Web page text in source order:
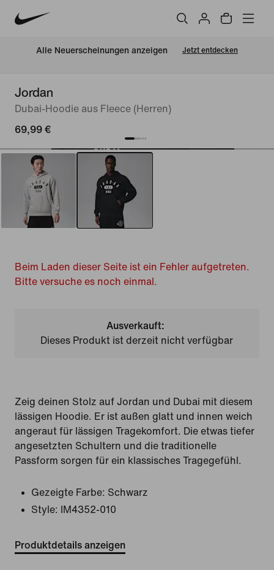
Alle Neuerscheinungen anzeigen Jetzt entdecken
Jordan
Dubai-Hoodie aus Fleece (Herren)
69,99 €
Beim Laden dieser Seite ist ein Fehler aufgetreten.
Bitte versuche es noch einmal.
Ausverkauft:
Dieses Produkt ist derzeit nicht verfügbar
Zeig deinen Stolz auf Jordan und Dubai mit diesem
lässigen Hoodie. Er ist außen glatt und innen weich
angeraut für lässigen Tragekomfort. Die etwas tiefer
angesetzten Schultern und die traditionelle
Passform sorgen für ein klassisches Tragegefühl.
Gezeigte Farbe: Schwarz
Style:
IM4352-010
Produktdetails anzeigen